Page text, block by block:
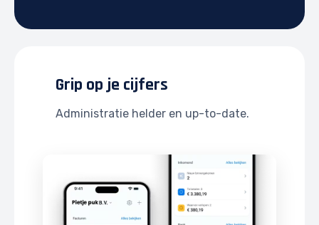
Grip op je cijfers
Administratie helder en up-to-date.